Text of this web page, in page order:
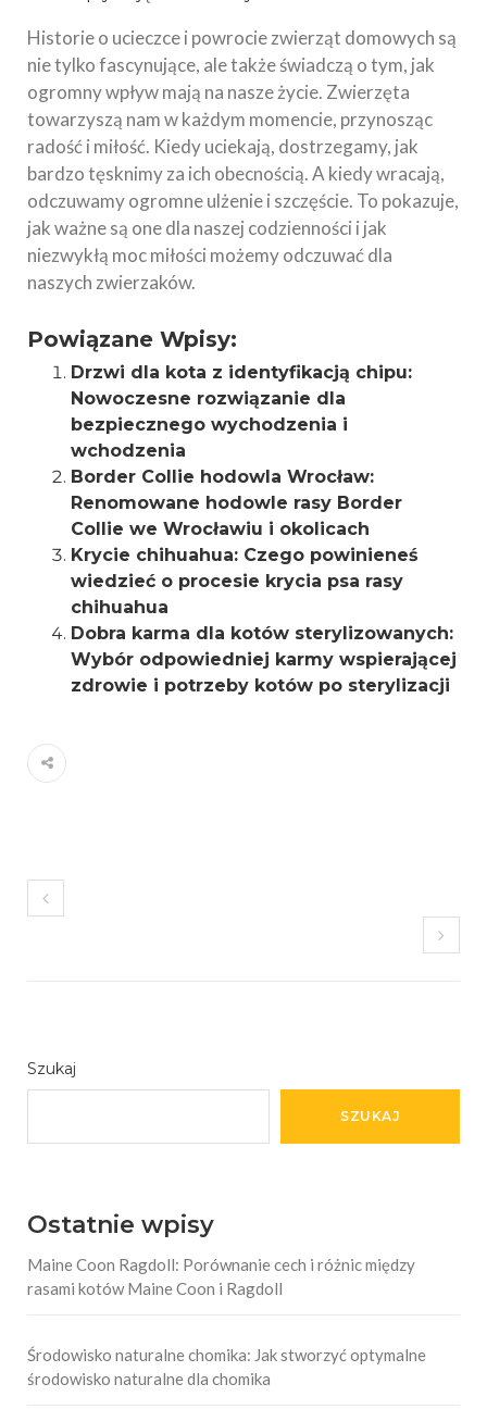
Historie o ucieczce i powrocie zwierząt domowych są
nie tylko fascynujące, ale także świadczą o tym, jak
ogromny wpływ mają na nasze życie. Zwierzęta
towarzyszą nam w każdym momencie, przynosząc
radość i miłość. Kiedy uciekają, dostrzegamy, jak
bardzo tęsknimy za ich obecnością. A kiedy wracają,
odczuwamy ogromne ulżenie i szczęście. To pokazuje,
jak ważne są one dla naszej codzienności i jak
niezwykłą moc miłości możemy odczuwać dla
naszych zwierzaków.
Powiązane Wpisy:
Drzwi dla kota z identyfikacją chipu:
Nowoczesne rozwiązanie dla
bezpiecznego wychodzenia i
wchodzenia
Border Collie hodowla Wrocław:
Renomowane hodowle rasy Border
Collie we Wrocławiu i okolicach
Krycie chihuahua: Czego powinieneś
wiedzieć o procesie krycia psa rasy
chihuahua
Dobra karma dla kotów sterylizowanych:
Wybór odpowiedniej karmy wspierającej
zdrowie i potrzeby kotów po sterylizacji
Szukaj
SZUKAJ
Ostatnie wpisy
Maine Coon Ragdoll: Porównanie cech i różnic między
rasami kotów Maine Coon i Ragdoll
Środowisko naturalne chomika: Jak stworzyć optymalne
środowisko naturalne dla chomika